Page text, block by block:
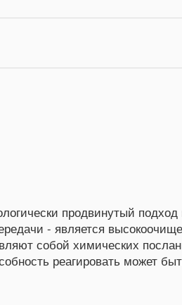
продвинутый подход
- является
собой химических
реагировать может